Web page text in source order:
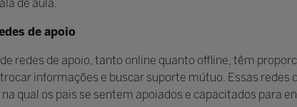
de aula.
de apoio
redes de apoio, tanto online quanto offline, têm
informações e buscar suporte mútuo. Essas redes
qual os pais se sentem apoiados e capacitados para